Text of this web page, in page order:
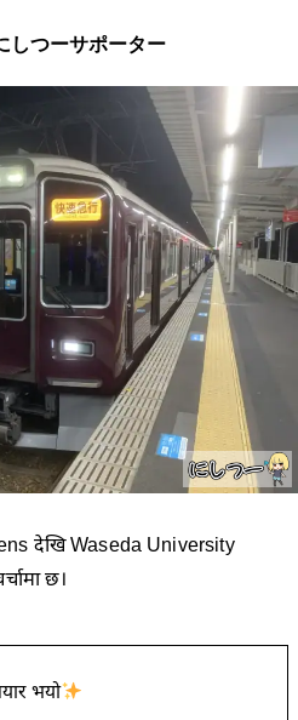
しつーサポーター
देखि Waseda University
छ।
भयो